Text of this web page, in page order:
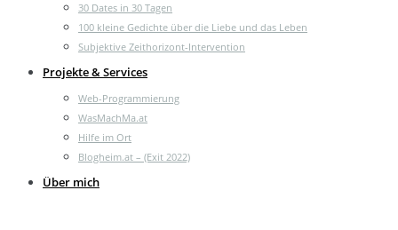
30 Dates in 30 Tagen
100 kleine Gedichte über die Liebe und das Leben
Subjektive Zeithorizont-Intervention
Projekte & Services
Web-Programmierung
WasMachMa.at
Hilfe im Ort
Blogheim.at – (Exit 2022)
Über mich